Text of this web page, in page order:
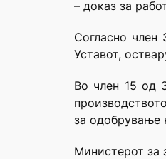
– доказ за
Согласно член
Уставот,
Во член 15 од
за одобрување
Министерот за